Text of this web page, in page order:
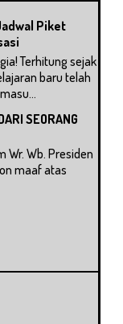
Piket
Terhitung sejak
baru telah
SEORANG
Wr. Wb. Presiden
maaf atas